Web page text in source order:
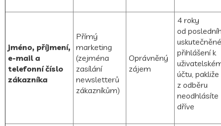
jméno, příjmení,
e-mail a
telefonní číslo
zákazníka
Přímý
marketing
(zejména
zasílání
newsletterů
zákazníkům)
Oprávněný
zájem
4 roky
od
přihlášení k
účtu ,
z odběru
neodhlásíte
dříve